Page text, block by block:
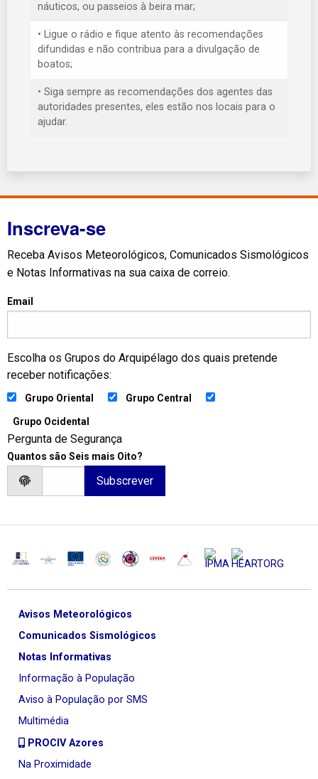
náuticos, ou passeios à beira mar;
• Ligue o rádio e fique atento às recomendações
difundidas e não contribua para a divulgação de
boatos;
• Siga sempre as recomendações dos agentes das
autoridades presentes, eles estão nos locais para o
ajudar.
Inscreva-se
Receba Avisos Meteorológicos, Comunicados Sismológicos
e Notas Informativas na sua caixa de correio.
Email
Escolha os Grupos do Arquipélago dos quais pretende
receber notificações:
Grupo Oriental Grupo Central
Grupo Ocidental
Pergunta de Segurança
Quantos são Seis mais Oito?
Avisos Meteorológicos
Comunicados Sismológicos
Notas Informativas
Informação à População
Aviso à População por SMS
Multimédia
PROCIV Azores
Na Proximidade